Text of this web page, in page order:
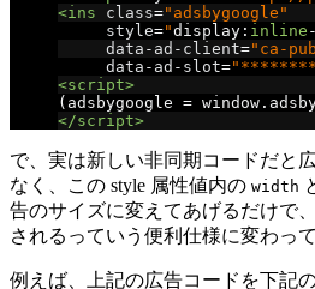
<ins
class="adsbygoogle"
style="display : inline -
data-ad-client="ca-
data-ad-slot=
<script>
( adsbygoogle = window .
</script>
で、実は新しい非同期コードだと
なく、この style 属性値内の width
告のサイズに変えてあげるだけで
されるっていう便利仕様に変わっ
例えば、上記の広告コードを下記